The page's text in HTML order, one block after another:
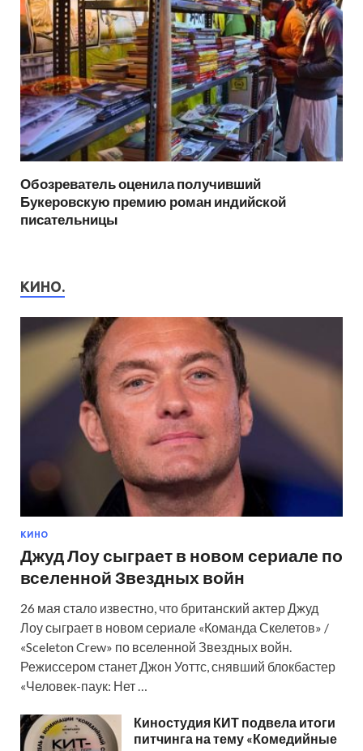
Обозреватель оценила получивший
Букеровскую премию роман индийской
писательницы
КИНО.
КИНО
Джуд Лоу сыграет в новом сериале по
вселенной Звездных войн
26 мая стало известно, что британский актер Джуд
Лоу сыграет в новом сериале «Команда Скелетов» /
«Sceleton Crew» по вселенной Звездных войн.
Режиссером станет Джон Уоттс, снявший блокбастер
«Человек-паук: Нет …
Киностудия КИТ подвела итоги
питчинга на тему «Комедийные